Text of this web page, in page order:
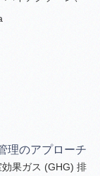
理のアプローチ
果ガス (GHG) 排